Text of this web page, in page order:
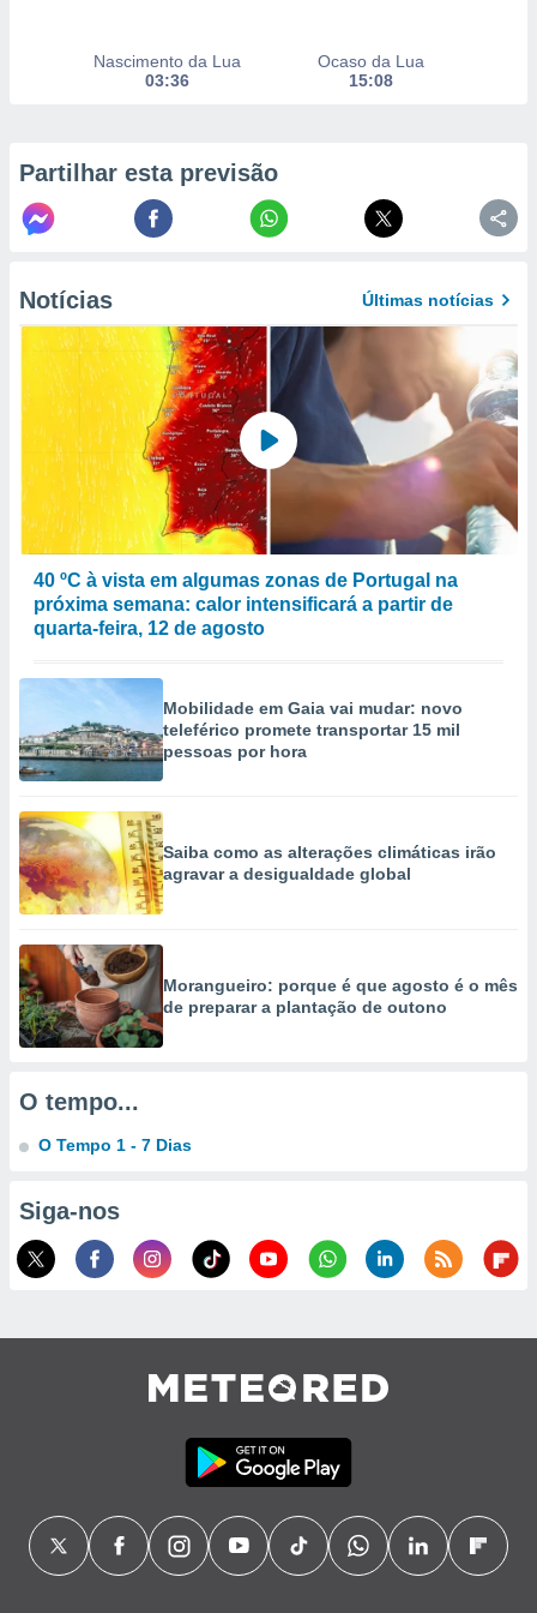
medir
da
o
os
de
de dados
fontes,
melhorar
dados
através
estudos
e
de
1199
Nascimento da Lua
03:36
Ocaso da Lua
15:08
Partilhar esta previsão
Notícias Últimas notícias
40 ºC à vista em algumas zonas de Portugal na
próxima semana: calor intensificará a partir de
quarta-feira, 12 de agosto
Mobilidade em Gaia vai mudar: novo
teleférico promete transportar 15 mil
pessoas por hora
Saiba como as alterações climáticas irão
agravar a desigualdade global
Morangueiro: porque é que agosto é o mês
de preparar a plantação de outono
O tempo...
O Tempo 1 - 7 Dias
Siga-nos